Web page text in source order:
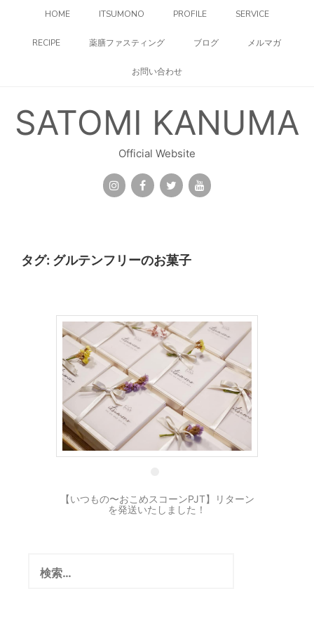
HOME ITSUMONO PROFILE SERVICE
RECIPE 薬膳ファスティング ブログ メルマガ
お問い合わせ
SATOMI KANUMA
Official Website
タグ: グルテンフリーのお菓子
21 11月
【いつもの〜おこめスコーンPJT】リターン
を発送いたしました！